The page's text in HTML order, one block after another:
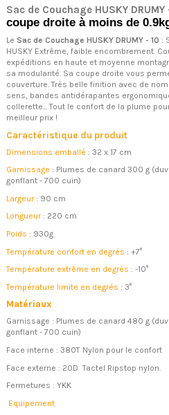
Sac de Couchage HUSKY DRUMY
coupe droite à moins de
Le Sac de Couchage HUSKY DRUMY - 10 :
HUSKY Extrême, faible encombrement.
expéditions en haute et moyenne
sa modularité. Sa coupe droite vous
couverture. Très belle finition avec de
sens, bandes antidérapantes
collerette... Tout le confort de la plume
meilleur prix !
Caractéristique du produit
Dimensions emballé : 32 x 17 cm
Garnissage : Plumes de canard 300 g
gonflant - 700 cuin)
Largeur : 90 cm
Longueur: 220 cm
Poids : 930g
Température confort en degrés : +7°
Température extrême en degrés : -10°
Température limite en degrés : 3°
Matériaux
Garnissage : Plumes de canard 480 g
gonflant - 700 cuin)
Face interne : 380T Nylon pour le confort
Face externe : 20D Tactel Ripstop nylon.
Fermetures : YKK
Equipement